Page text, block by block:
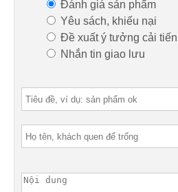
Đánh giá sản phẩm
Yêu sách, khiếu nại
Đề xuất ý tưởng cải tiến
Nhắn tin giao lưu